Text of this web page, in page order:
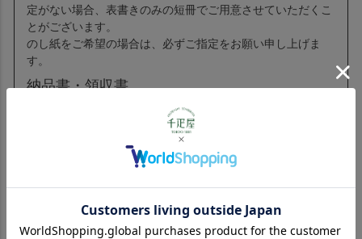
定がない場合、表書きのみの短冊でご用意させていただくこ
とがございます。
のし紙をご希望の場合は、必ずご指定をお願い申し上げま
す。
納品書・領収書
納品書や領収書など、商品金額がわかるものは同封いたしま
ご利用金額はご案内メールで確認お願いします。
領収書をご希望のお客様は、注文の際にご要望ください。